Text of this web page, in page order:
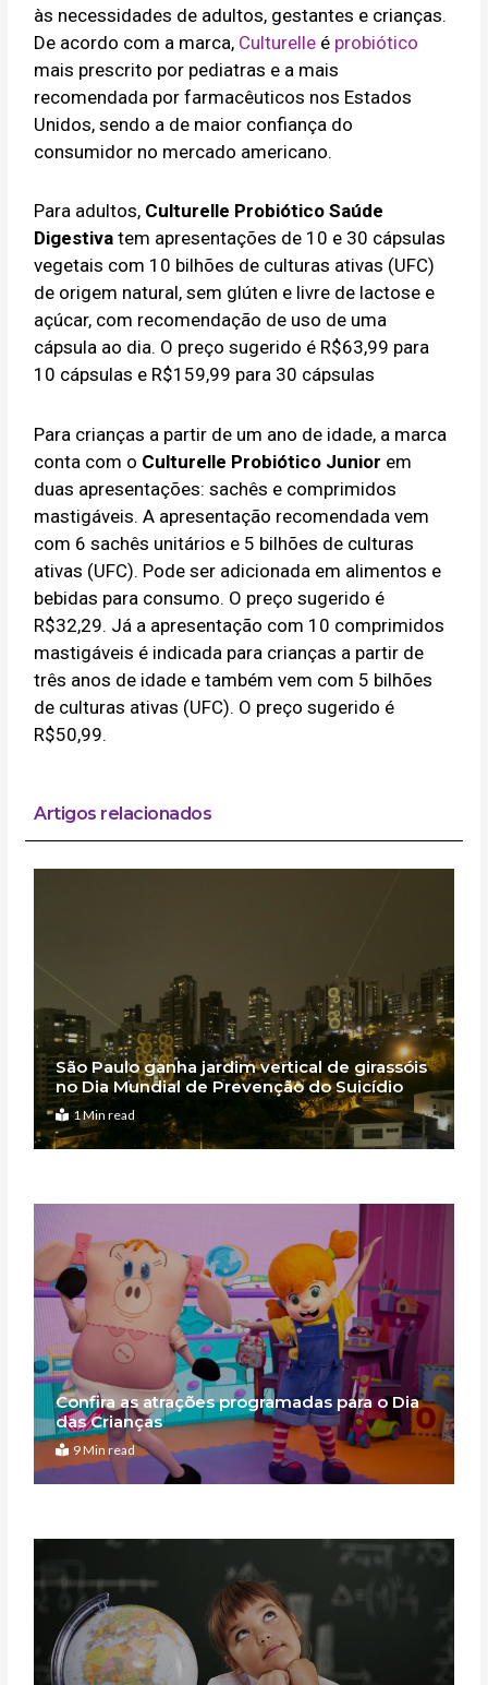
às necessidades de adultos, gestantes e crianças.
De acordo com a marca, Culturelle é probiótico
mais prescrito por pediatras e a mais
recomendada por farmacêuticos nos Estados
Unidos, sendo a de maior confiança do
consumidor no mercado americano.
Para adultos, Culturelle Probiótico Saúde
Digestiva tem apresentações de 10 e 30 cápsulas
vegetais com 10 bilhões de culturas ativas (UFC)
de origem natural, sem glúten e livre de lactose e
açúcar, com recomendação de uso de uma
cápsula ao dia. O preço sugerido é R$63,99 para
10 cápsulas e R$159,99 para 30 cápsulas
Para crianças a partir de um ano de idade, a marca
conta com o Culturelle Probiótico Junior em
duas apresentações: sachês e comprimidos
mastigáveis. A apresentação recomendada vem
com 6 sachês unitários e 5 bilhões de culturas
ativas (UFC). Pode ser adicionada em alimentos e
bebidas para consumo. O preço sugerido é
R$32,29. Já a apresentação com 10 comprimidos
mastigáveis é indicada para crianças a partir de
três anos de idade e também vem com 5 bilhões
de culturas ativas (UFC). O preço sugerido é
R$50,99.
Artigos relacionados
São Paulo ganha jardim vertical de girassóis
no Dia Mundial de Prevenção do Suicídio
1 Min read
Confira as atrações programadas para o Dia
das Crianças
9 Min read